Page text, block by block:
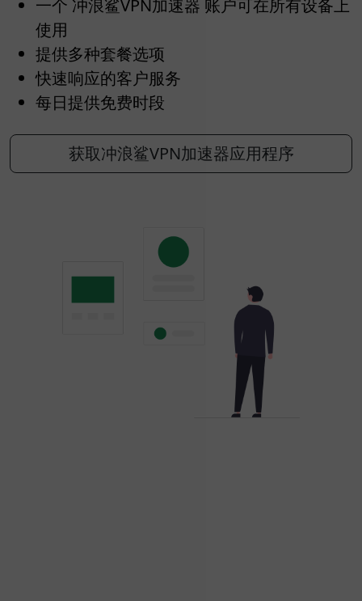
一个 冲浪鲨VPN加速器 账户可在所有设备上
使用
提供多种套餐选项
快速响应的客户服务
每日提供免费时段
获取冲浪鲨VPN加速器应用程序